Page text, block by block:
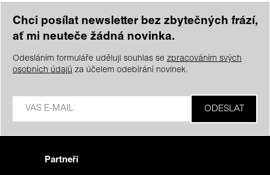
Chci posílat newsletter bez zbytečných frází,
ať mi neuteče žádná novinka.
Odesláním formuláře uděluji souhlas se zpracováním svých
osobních údajů za účelem odebírání novinek.
Partneři